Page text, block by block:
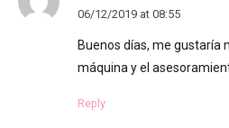
06/12/2019 at 08:55
Buenos días, me gustaría
máquina y el
Reply